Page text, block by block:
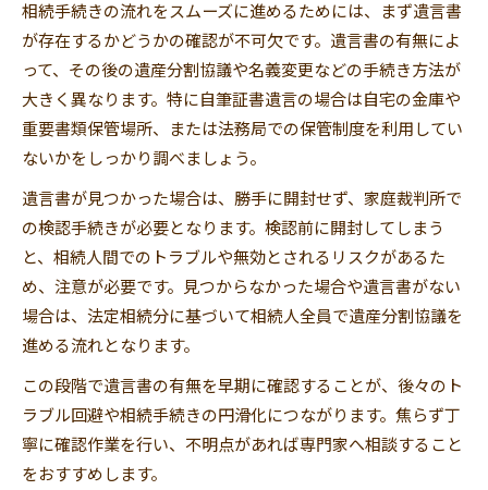
相続手続きの流れをスムーズに進めるためには、まず遺言書
が存在するかどうかの確認が不可欠です。遺言書の有無によ
って、その後の遺産分割協議や名義変更などの手続き方法が
大きく異なります。特に自筆証書遺言の場合は自宅の金庫や
重要書類保管場所、または法務局での保管制度を利用してい
ないかをしっかり調べましょう。
遺言書が見つかった場合は、勝手に開封せず、家庭裁判所で
の検認手続きが必要となります。検認前に開封してしまう
と、相続人間でのトラブルや無効とされるリスクがあるた
め、注意が必要です。見つからなかった場合や遺言書がない
場合は、法定相続分に基づいて相続人全員で遺産分割協議を
進める流れとなります。
この段階で遺言書の有無を早期に確認することが、後々のト
ラブル回避や相続手続きの円滑化につながります。焦らず丁
寧に確認作業を行い、不明点があれば専門家へ相談すること
をおすすめします。